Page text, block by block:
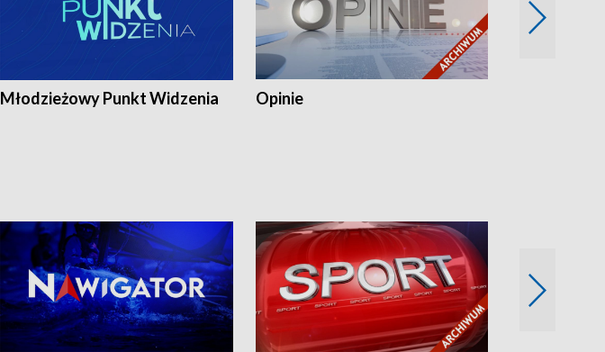
Młodzieżowy Punkt Widzenia Opinie